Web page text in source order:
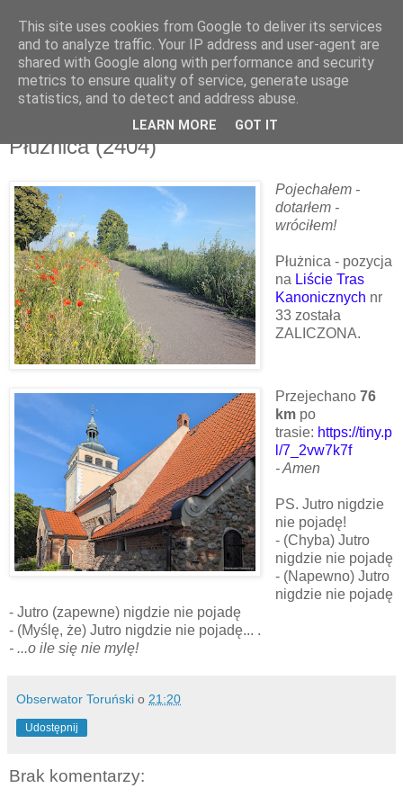
sobota, 20 czerwca 2026
Płużnica (2404)
Pojechałem -
dotarłem -
wróciłem!
Płużnica - pozycja
na Liście Tras
Kanonicznych nr
33 została
ZALICZONA.
Przejechano 76
kmpo
trasie: https://tiny.p
l/7_2vw7k7f
- Amen
PS. Jutro nigdzie
nie pojadę!
- (Chyba) Jutro
nigdzie nie pojadę
- (Napewno) Jutro
nigdzie nie pojadę
- Jutro (zapewne) nigdzie nie pojadę
- (Myślę, że) Jutro nigdzie nie pojadę... .
- ...o ile się nie mylę!
Obserwator Toruński o 21:20
Udostępnij
Brak komentarzy:
This site uses cookies from Google to deliver its services
and to analyze traffic. Your IP address and user-agent are
shared with Google along with performance and security
metrics to ensure quality of service, generate usage
statistics, and to detect and address abuse.
LEARN MORE GOT IT